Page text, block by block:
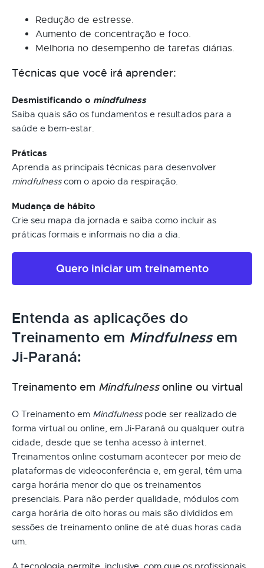
Redução de estresse.
Aumento de concentração e foco.
Melhoria no desempenho de tarefas diárias.
Técnicas que você irá aprender:
Desmistificando o mindfulness
Saiba quais são os fundamentos e resultados para a
saúde e bem-estar.
Práticas
Aprenda as principais técnicas para desenvolver
mindfulnesscom o apoio da respiração.
Mudança de hábito
Crie seu mapa da jornada e saiba como incluir as
práticas formais e informais no dia a dia.
Quero iniciar um treinamento
Entenda as aplicações do
Treinamento em Mindfulnessem
Ji-Paraná:
Treinamento em Mindfulnessonline ou virtual
O Treinamento em Mindfulnesspode ser realizado de
forma virtual ou online, em Ji-Paraná ou qualquer outra
cidade, desde que se tenha acesso à internet.
Treinamentos online costumam acontecer por meio de
plataformas de videoconferência e, em geral, têm uma
carga horária menor do que os treinamentos
presenciais. Para não perder qualidade, módulos com
carga horária de oito horas ou mais são divididos em
sessões de treinamento online de até duas horas cada
um.